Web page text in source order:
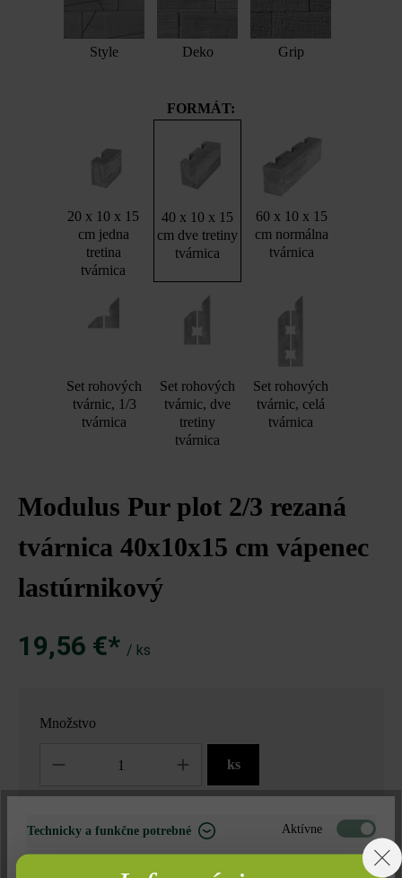
Style Deko Grip
FORMÁT:
20 x 10 x 15
cm jedna
tretina
tvárnica
40 x 10 x 15
cm dve tretiny
tvárnica
60 x 10 x 15
cm normálna
tvárnica
Set rohových
tvárnic, 1/3
tvárnica
Set rohových
tvárnic, dve
tretiny
tvárnica
Set rohových
tvárnic, celá
tvárnica
Modulus Pur plot 2/3 rezaná
tvárnica 40x10x15 cm vápenec
lastúrnikový
19,56 €* / ks
Množstvo
ks
Technicky a funkčne potrebné Aktívne